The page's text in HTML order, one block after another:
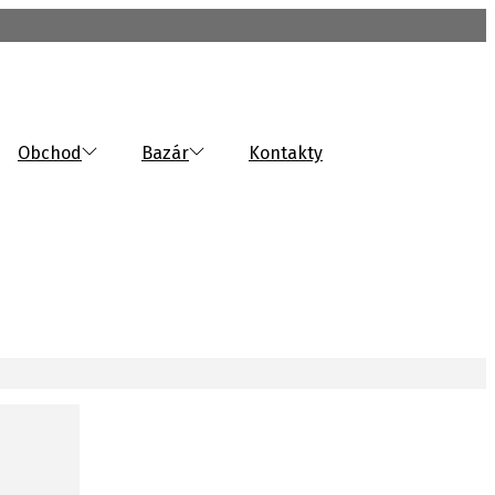
Obchod Bazár Kontakty